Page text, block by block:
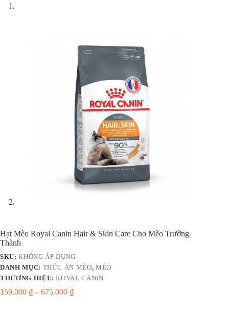
Hạt Mèo Royal Canin Hair & Skin Care Cho Mèo Trưởng
Thành
SKU:KHÔNG ÁP DỤNG
DANH MỤC: THỨC ĂN MÈO, MÈO
THƯƠNG HIỆU:ROYAL CANIN
159.000 ₫ – 675.000 ₫